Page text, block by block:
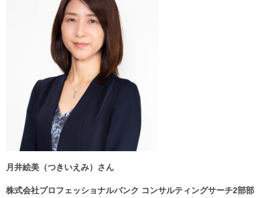
月井絵美（つきいえみ）さん
株式会社プロフェッショナルバンク コンサルティングサーチ2部部